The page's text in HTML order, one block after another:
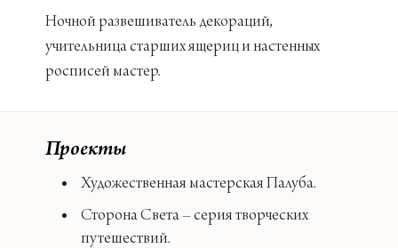
Ночной развешиватель декораций,
учительница старших ящериц и настенных
росписей мастер.
Проекты
Художественная мастерская Палуба.
Сторона Света – серия творческих
путешествий.